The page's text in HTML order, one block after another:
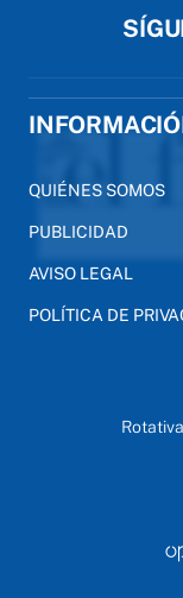
QUIÉNES SOMOS
PUBLICIDAD
AVISO LEGAL
POLÍTICA DE